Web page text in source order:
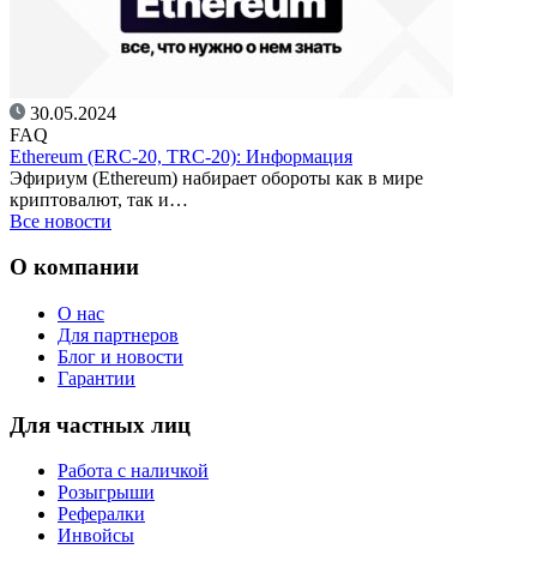
30.05.2024
FAQ
Ethereum (ERC-20, TRC-20): Информация
Эфириум (Ethereum) набирает обороты как в мире
криптовалют, так и…
Все новости
О компании
О нас
Для партнеров
Блог и новости
Гарантии
Для частных лиц
Работа с наличкой
Розыгрыши
Рефералки
Инвойсы